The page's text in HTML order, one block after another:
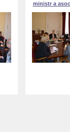
ministr a